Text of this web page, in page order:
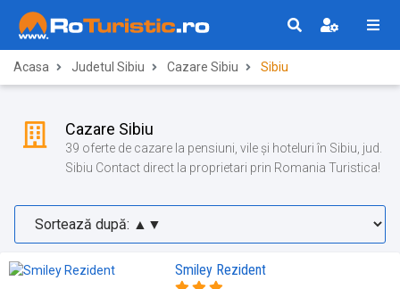
Acasa Judetul Sibiu Cazare Sibiu Sibiu
Cazare Sibiu
39 oferte de cazare la pensiuni, vile și hoteluri în Sibiu, jud.
Sibiu Contact direct la proprietari prin Romania Turistica!
Smiley Rezident